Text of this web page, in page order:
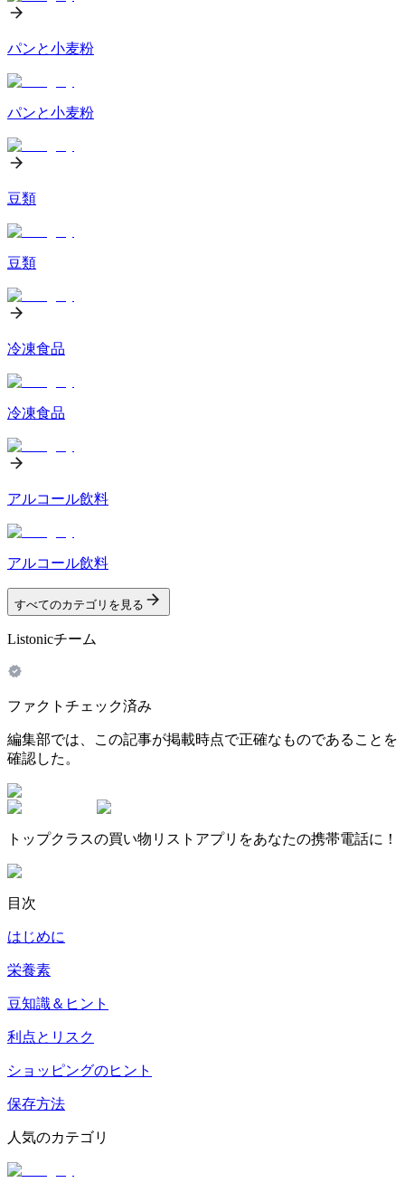
パンと小麦粉
パンと小麦粉
豆類
豆類
冷凍食品
冷凍食品
アルコール飲料
アルコール飲料
すべてのカテゴリを見る
Listonicチーム
ファクトチェック済み
編集部では、この記事が掲載時点で正確なものであることを
確認した。
トップクラスの買い物リストアプリをあなたの携帯電話に！
目次
はじめに
栄養素
豆知識＆ヒント
利点とリスク
ショッピングのヒント
保存方法
人気のカテゴリ